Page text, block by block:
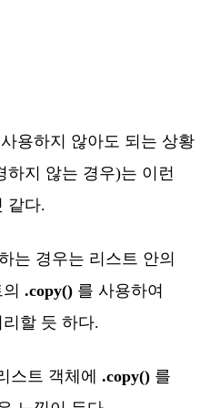
용하지 않아도 되는 상황
하지 않는 경우)는 이런
같다.
는 경우는 리스트 안의
.copy() 를 사용하여
리할 듯 하다.
스트 객체에 .copy() 를